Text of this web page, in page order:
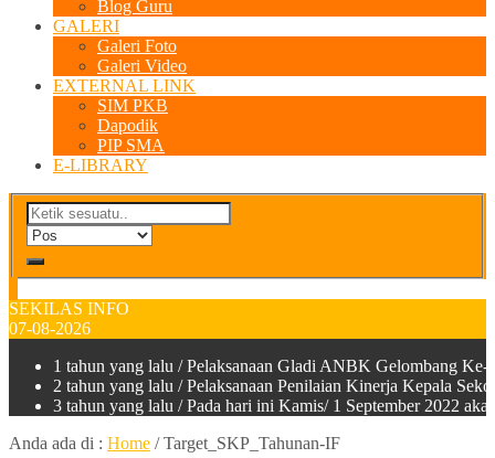
Blog Guru
GALERI
Galeri Foto
Galeri Video
EXTERNAL LINK
SIM PKB
Dapodik
PIP SMA
E-LIBRARY
SEKILAS INFO
07-08-2026
1 tahun yang lalu / Pelaksanaan Gladi ANBK Gelombang Ke-
2 tahun yang lalu / Pelaksanaan Penilaian Kinerja Kepala
3 tahun yang lalu / Pada hari ini Kamis/ 1 September 2022
Anda ada di : Home /Target_SKP_Tahunan-IF